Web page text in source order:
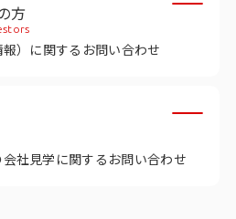
方
）に関するお問い合わせ
社見学に関するお問い合わせ